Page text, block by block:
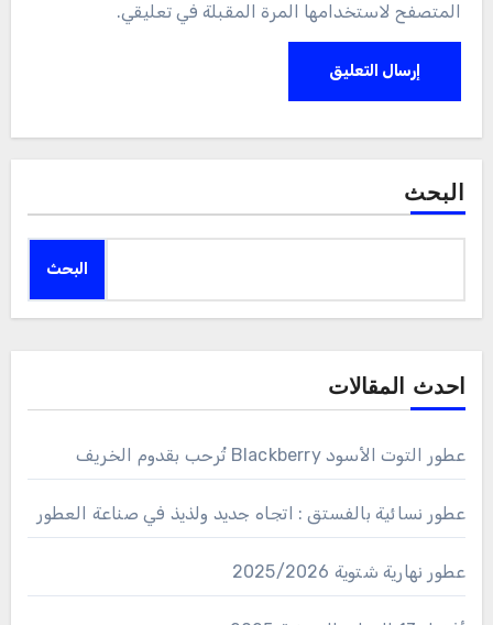
المتصفح لاستخدامها المرة المقبلة في تعليقي.
البحث
البحث
احدث المقالات
عطور التوت الأسود Blackberry تُرحب بقدوم الخريف
عطور نسائية بالفستق : اتجاه جديد ولذيذ في صناعة العطور
عطور نهارية شتوية 2025/2026